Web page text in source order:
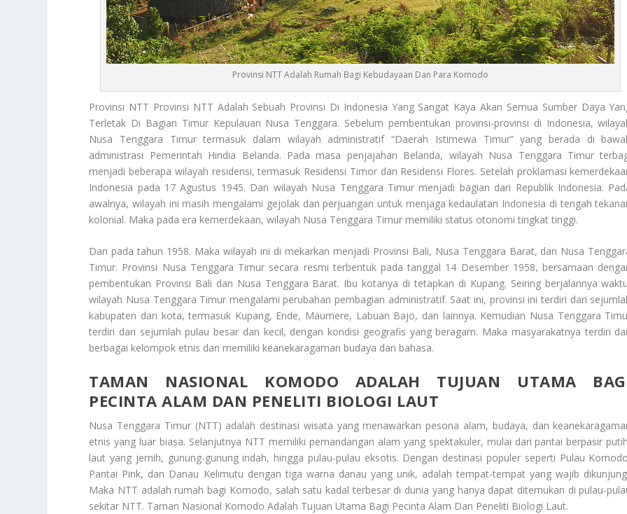
Provinsi NTT Adalah Rumah Bagi Kebudayaan Dan Para Komodo
Provinsi NTT Provinsi NTT Adalah Sebuah Provinsi Di Indonesia Yang Sangat Kaya Akan Semua Sumber Daya
Terletak Di Bagian Timur Kepulauan Nusa Tenggara. Sebelum pembentukan provinsi-provinsi di Indonesia,
Nusa Tenggara Timur termasuk dalam wilayah administratif “Daerah Istimewa Timur” yang berada di
administrasi Pemerintah Hindia Belanda. Pada masa penjajahan Belanda, wilayah Nusa Tenggara Timur
menjadi beberapa wilayah residensi, termasuk Residensi Timor dan Residensi Flores. Setelah proklamasi
Indonesia pada 17 Agustus 1945. Dan wilayah Nusa Tenggara Timur menjadi bagian dari Republik Indonesia.
awalnya, wilayah ini masih mengalami gejolak dan perjuangan untuk menjaga kedaulatan Indonesia di tengah
kolonial. Maka pada era kemerdekaan, wilayah Nusa Tenggara Timur memiliki status otonomi tingkat tinggi.
Dan pada tahun 1958. Maka wilayah ini di mekarkan menjadi Provinsi Bali, Nusa Tenggara Barat, dan Nusa
Timur. Provinsi Nusa Tenggara Timur secara resmi terbentuk pada tanggal 14 Desember 1958, bersamaan
pembentukan Provinsi Bali dan Nusa Tenggara Barat. Ibu kotanya di tetapkan di Kupang. Seiring berjalannya
wilayah Nusa Tenggara Timur mengalami perubahan pembagian administratif. Saat ini, provinsi ini terdiri dari
kabupaten dan kota, termasuk Kupang, Ende, Maumere, Labuan Bajo, dan lainnya. Kemudian Nusa Tenggara
terdiri dari sejumlah pulau besar dan kecil, dengan kondisi geografis yang beragam. Maka masyarakatnya terdiri
berbagai kelompok etnis dan memiliki keanekaragaman budaya dan bahasa.
TAMAN NASIONAL KOMODO ADALAH TUJUAN UTAMA
PECINTA ALAM DAN PENELITI BIOLOGI LAUT
Nusa Tenggara Timur (NTT) adalah destinasi wisata yang menawarkan pesona alam, budaya, dan
etnis yang luar biasa. Selanjutnya NTT memiliki pemandangan alam yang spektakuler, mulai dari pantai berpasir
laut yang jernih, gunung-gunung indah, hingga pulau-pulau eksotis. Dengan destinasi populer seperti Pulau
Pantai Pink, dan Danau Kelimutu dengan tiga warna danau yang unik, adalah tempat-tempat yang wajib
Maka NTT adalah rumah bagi Komodo, salah satu kadal terbesar di dunia yang hanya dapat ditemukan di pulau-
sekitar NTT. Taman Nasional Komodo Adalah Tujuan Utama Bagi Pecinta Alam Dan Peneliti Biologi Laut.